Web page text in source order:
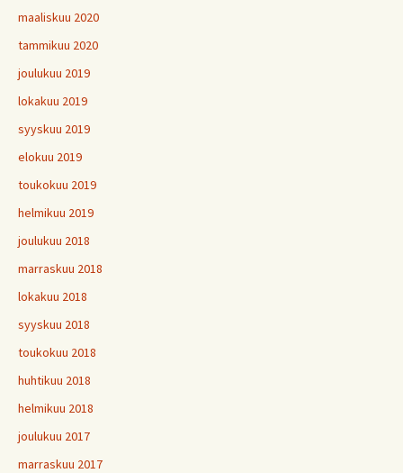
maaliskuu 2020
tammikuu 2020
joulukuu 2019
lokakuu 2019
syyskuu 2019
elokuu 2019
toukokuu 2019
helmikuu 2019
joulukuu 2018
marraskuu 2018
lokakuu 2018
syyskuu 2018
toukokuu 2018
huhtikuu 2018
helmikuu 2018
joulukuu 2017
marraskuu 2017